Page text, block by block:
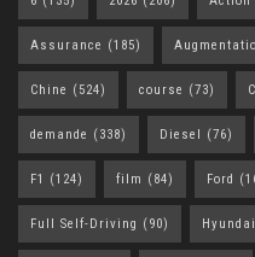
Assurance (185)
Chine (524) course (73)
demande (338) Diesel (76)
F1 (124) film (84) Ford
Full Self-Driving (90) Hyundai